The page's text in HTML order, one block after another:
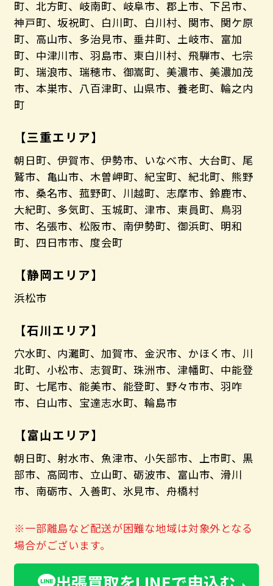
町、北方町、岐南町、岐阜市、郡上市、下呂市、
神戸町、坂祝町、白川町、白川村、関市、関ケ原
町、高山市、多治見市、垂井町、土岐市、富加
町、中津川市、羽島市、東白川村、飛騨市、七宗
町、瑞浪市、瑞穂市、御嵩町、美濃市、美濃加茂
市、本巣市、八百津町、山県市、養老町、輪之内
町
【三重エリア】
朝日町、伊賀市、伊勢市、いなべ市、大台町、尾
鷲市、亀山市、木曽岬町、紀宝町、紀北町、熊野
市、桑名市、菰野町、川越町、志摩市、鈴鹿市、
大紀町、多気町、玉城町、津市、東員町、鳥羽
市、名張市、松阪市、南伊勢町、御浜町、明和
町、四日市市、度会町
【静岡エリア】
浜松市
【石川エリア】
穴水町、内灘町、加賀市、金沢市、かほく市、川
北町、小松市、志賀町、珠洲市、津幡町、中能登
町、七尾市、能美市、能登町、野々市市、羽咋
市、白山市、宝達志水町、輪島市
【富山エリア】
朝日町、射水市、魚津市、小矢部市、上市町、黒
部市、高岡市、立山町、砺波市、富山市、滑川
市、南砺市、入善町、氷見市、舟橋村
※一部離島など配送が困難な地域は対象外となる
場合がございます。